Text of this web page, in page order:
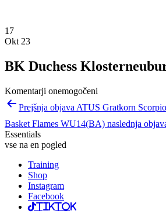
17
Okt 23
BK Duchess
Komentarji onemogočeni
Navigacija
prispevka
Prejšnja objava ATUS Gratkorn
Basket Flames WU14(BA) naslednja
Essentials
vse na en pogled
Training
Shop
Instagram
Facebook
TikTok